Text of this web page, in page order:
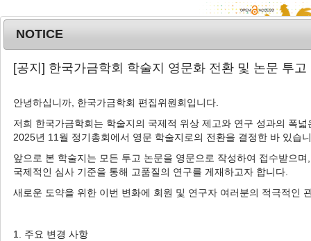
T
o
e
n
a
MENU
Advanced Search List
Author: Seung-Sook Lee
NOTICE
[공지] 한국가금학회 학술지 영문화 전환 및 논문 투고
안녕하십니까, 한국가금학회 편집위원회입니다.
저희 한국가금학회는 학술지의 국제적 위상 제고와 연구 성과의 폭넓
2025년 11월 정기총회에서 영문 학술지로의 전환을 결정한 바 있습
앞으로 본 학술지는 모든 투고 논문을 영문으로 작성하여 접수받으며,
국제적인 심사 기준을 통해 고품질의 연구를 게재하고자 합니다.
새로운 도약을 위한 이번 변화에 회원 및 연구자 여러분의 적극적인
1. 주요 변경 사항